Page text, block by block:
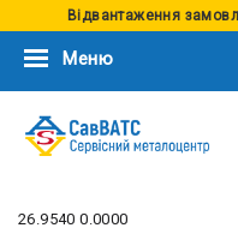
Відвантаження
Меню
26.9540 0.0000